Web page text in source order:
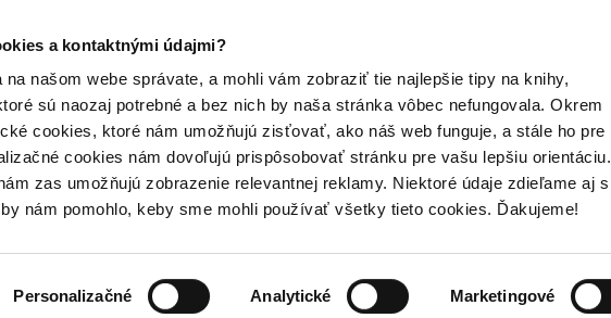
a kontaktnými údajmi?
našom webe správate, a mohli vám zobraziť tie najlepšie tipy na knihy,
sú naozaj potrebné a bez nich by naša stránka vôbec nefungovala. Okrem
cookies, ktoré nám umožňujú zisťovať, ako náš web funguje, a stále ho pre
cookies nám dovoľujú prispôsobovať stránku pre vašu lepšiu orientáciu.
zas umožňujú zobrazenie relevantnej reklamy. Niektoré údaje zdieľame aj s
nám pomohlo, keby sme mohli používať všetky tieto cookies. Ďakujeme!
Personalizačné Analytické Marketingové